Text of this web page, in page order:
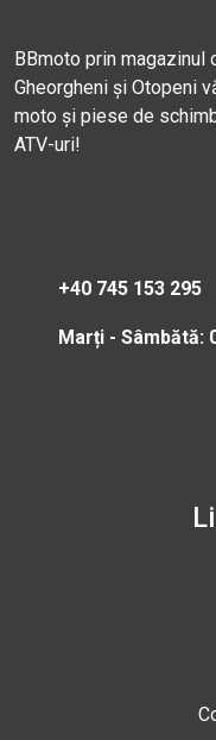
BBmoto prin
Gheorgheni și Otopeni
moto și piese de
ATV-uri!
+40 745 153 295
Marți - Sâmbătă: